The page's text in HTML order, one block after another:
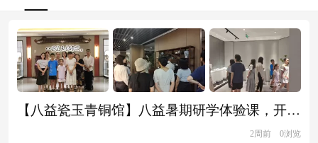
【八益瓷玉青铜馆】八益暑期研学体验课，开课啦！
2周前 0浏览